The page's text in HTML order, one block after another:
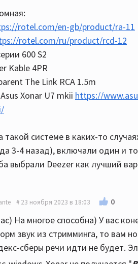
rotel.com/en-gb/product/ra-11
rotel.com/ru/product/rcd-12
600 S2
Kable 4PR
The Link RCA 1.5m
Xonar U7 mkii https://
такой системе в каких-то
3-4 назад), включали один и
выбрали Deezer как лучший
23 ноября 2023 в 18:03 0
На многое способна) У вас
звук из стримминга, то вам
сберы речи идти не будет.